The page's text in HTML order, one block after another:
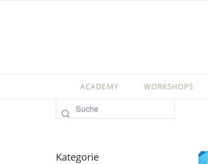
ACADEMY WORKSHOPS
Kategorie